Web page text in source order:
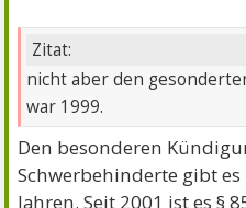
Zitat:
nicht aber den
war 1999.
Den besonderen
Schwerbehinderte gibt
Jahren. Seit 2001 ist es §